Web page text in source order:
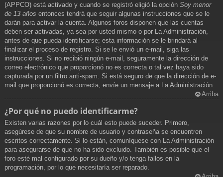
(APPCO) está activado y cuando se registró eligió la opción Soy menor
de 13 años entonces tendrá que seguir algunas instrucciones que se le
darán para activar la cuenta. Algunos foros disponen que las cuentas
deben ser activadas, ya sea por usted mismo o por La Administración,
antes de que pueda identificarse; esta información se le brindará al
finalizar el proceso de registro. Si se le envió un e-mail, siga las
instrucciones. Si no recibió ningún e-mail, seguramente la dirección de
correo electrónico que proporcionó no es correcta o tal vez haya sido
capturada por un filtro anti-spam. Si está seguro de que la dirección de e-
mail que proporcionó es correcta, envíe un mensaje a La Administración.
Arriba
¿Por qué no puedo identificarme?
Existen varias razones por lo cuál esto puede suceder. Primero,
asegúrese de que su nombre de usuario y contraseña se encuentren
escritos correctamente. Si lo están, comuníquese con La Administración
para asegurarse de que no ha sido excluido. También es posible que el
foro esté mal configurado por su dueño y/o tenga fallos en la
programación, por lo que necesitaría ser reparado.